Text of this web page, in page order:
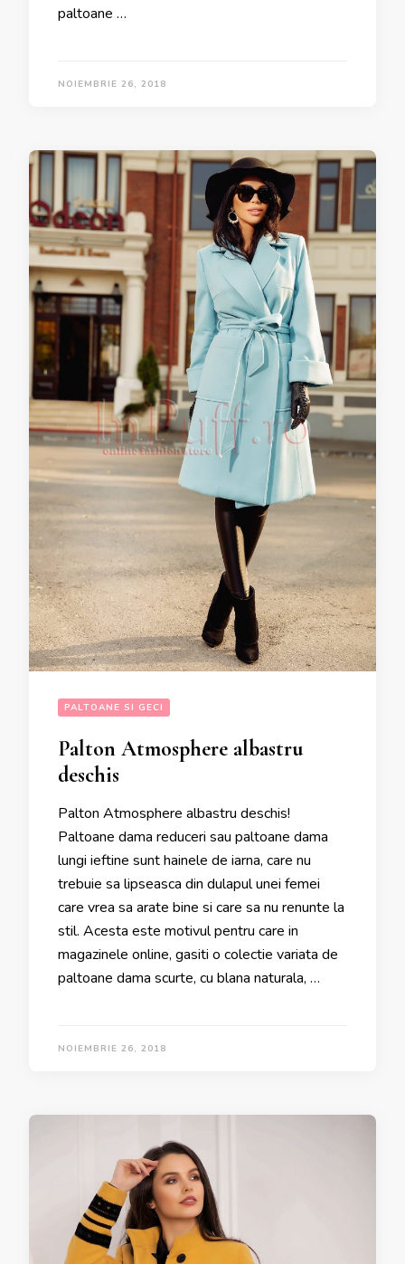
paltoane …
NOIEMBRIE 26, 2018
PALTOANE SI GECI
Palton Atmosphere albastru
deschis
Palton Atmosphere albastru deschis!
Paltoane dama reduceri sau paltoane dama
lungi ieftine sunt hainele de iarna, care nu
trebuie sa lipseasca din dulapul unei femei
care vrea sa arate bine si care sa nu renunte la
stil. Acesta este motivul pentru care in
magazinele online, gasiti o colectie variata de
paltoane dama scurte, cu blana naturala, …
NOIEMBRIE 26, 2018